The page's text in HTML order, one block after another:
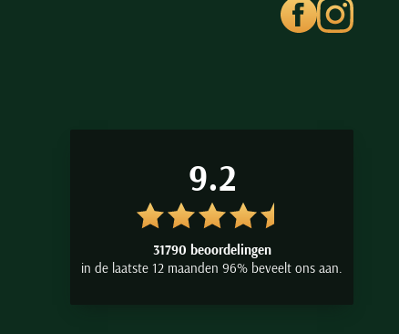
9.2
31790 beoordelingen
in de laatste 12 maanden 96% beveelt ons aan.